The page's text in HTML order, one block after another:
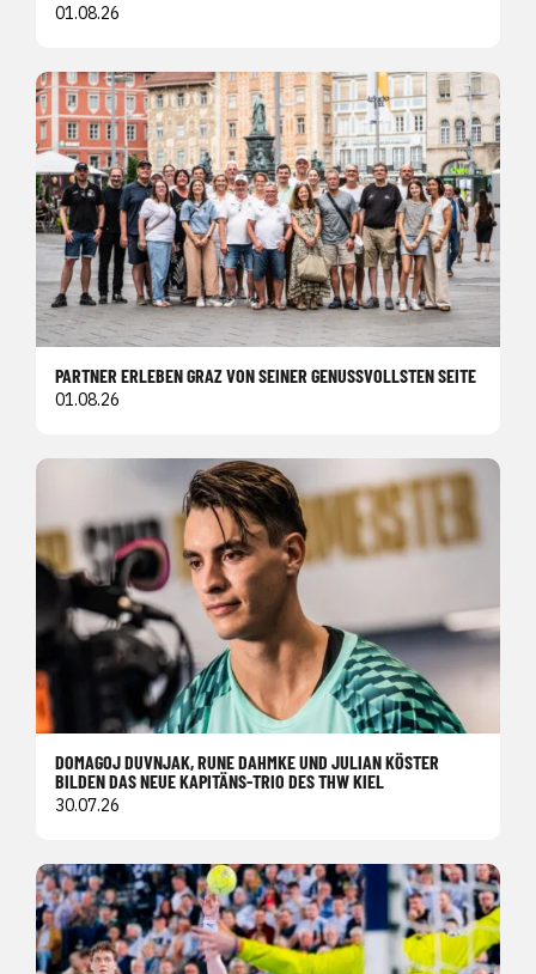
01.08.26
PARTNER ERLEBEN GRAZ VON SEINER GENUSSVOLLSTEN SEITE
01.08.26
DOMAGOJ DUVNJAK, RUNE DAHMKE UND JULIAN KÖSTER
BILDEN DAS NEUE KAPITÄNS-TRIO DES THW KIEL
30.07.26